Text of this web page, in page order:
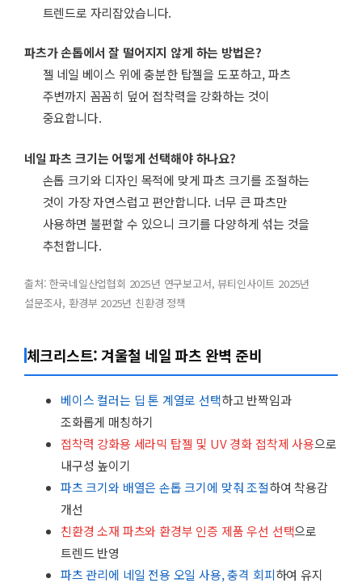
트렌드로 자리잡았습니다.
파츠가 손톱에서 잘 떨어지지 않게 하는 방법은?
젤 네일 베이스 위에 충분한 탑젤을 도포하고, 파츠
주변까지 꼼꼼히 덮어 접착력을 강화하는 것이
중요합니다.
네일 파츠 크기는 어떻게 선택해야 하나요?
손톱 크기와 디자인 목적에 맞게 파츠 크기를 조절하는
것이 가장 자연스럽고 편안합니다. 너무 큰 파츠만
사용하면 불편할 수 있으니 크기를 다양하게 섞는 것을
추천합니다.
출처: 한국네일산업협회 2025년 연구보고서, 뷰티인사이트 2025년
설문조사, 환경부 2025년 친환경 정책
체크리스트: 겨울철 네일 파츠 완벽 준비
베이스 컬러는 딥 톤 계열로 선택하고 반짝임과
조화롭게 매칭하기
접착력 강화용 세라믹 탑젤 및 UV 경화 접착제 사용으로
내구성 높이기
파츠 크기와 배열은 손톱 크기에 맞춰 조절하여 착용감
개선
친환경 소재 파츠와 환경부 인증 제품 우선 선택으로
트렌드 반영
파츠 관리에 네일 전용 오일 사용, 충격 회피하여 유지